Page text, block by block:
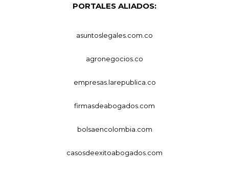
PORTALES ALIADOS:
asuntoslegales.com.co
agronegocios.co
empresas.larepublica.co
firmasdeabogados.com
bolsaencolombia.com
casosdeexitoabogados.com